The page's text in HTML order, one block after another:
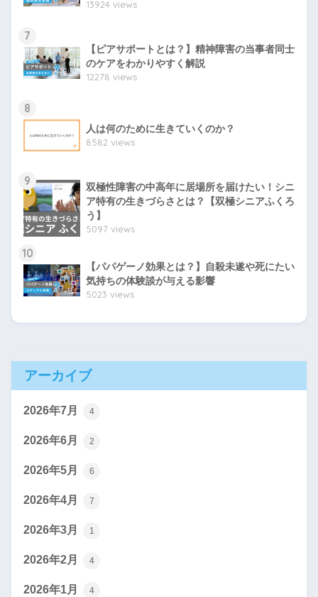
13924 views
7
【ピアサポートとは？】精神障害の当事者同士
のケアをわかりやすく解説
12278 views
8
人は何のために生きていくのか？
8582 views
9
双極性障害の中高年に居場所を届けたい！シニ
ア特有の生きづらさとは？【双極シニアふくろ
う】
5097 views
10
【パパゲーノ効果とは？】自殺未遂や死にたい
気持ちの体験談が与える影響
5023 views
アーカイブ
2026年7月 4
2026年6月 2
2026年5月 6
2026年4月 7
2026年3月 1
2026年2月 4
2026年1月 4